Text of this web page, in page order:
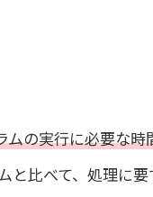
ムの実行に必要な時
と比べて、処理に